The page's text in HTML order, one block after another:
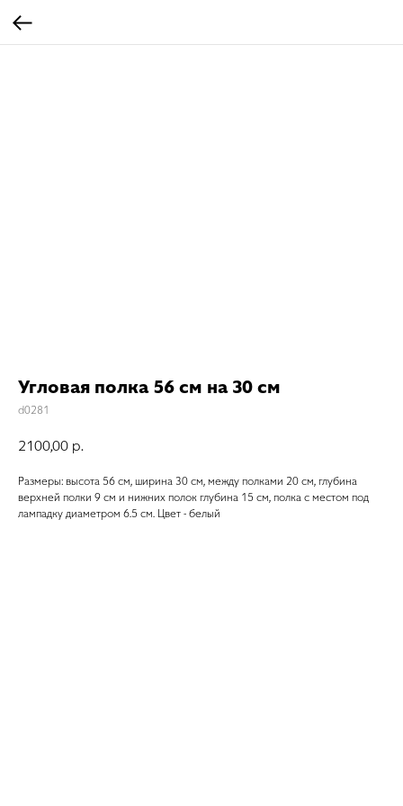
Угловая полка 56 см на 30 см
d0281
2100,00 р.
Размеры: высота 56 см, ширина 30 см, между полками 20 см, глубина
верхней полки 9 см и нижних полок глубина 15 см, полка с местом под
лампадку диаметром 6.5 см. Цвет - белый